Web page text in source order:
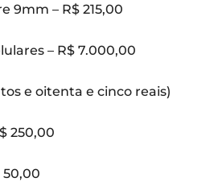
9mm – R$ 215,00
– R$ 7.000,00
e oitenta e cinco reais)
250,00
50,00